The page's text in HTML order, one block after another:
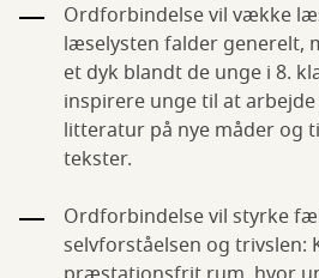
Ordforbindelse vil vække
læselysten falder generelt,
et dyk blandt de unge i 8.
inspirere unge til at
litteratur på nye måder og
tekster.
Ordforbindelse vil styrke
selvforståelsen og trivslen: